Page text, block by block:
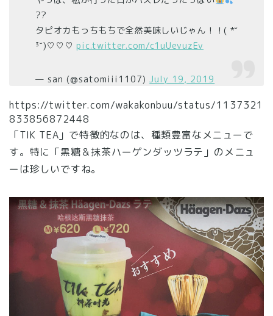
??
タピオカもっちもちで全然美味しいじゃん！！( *˘
³˘)♡♡♡pic.twitter.com/c1uUevuzEv
— san (@satomiii1107)July 19, 2019
https://twitter.com/wakakonbuu/status/1137321
833856872448
「TIK TEA」で特徴的なのは、種類豊富なメニューで
す。特に「黒糖＆抹茶ハーゲンダッツラテ」のメニュ
ーは珍しいですね。